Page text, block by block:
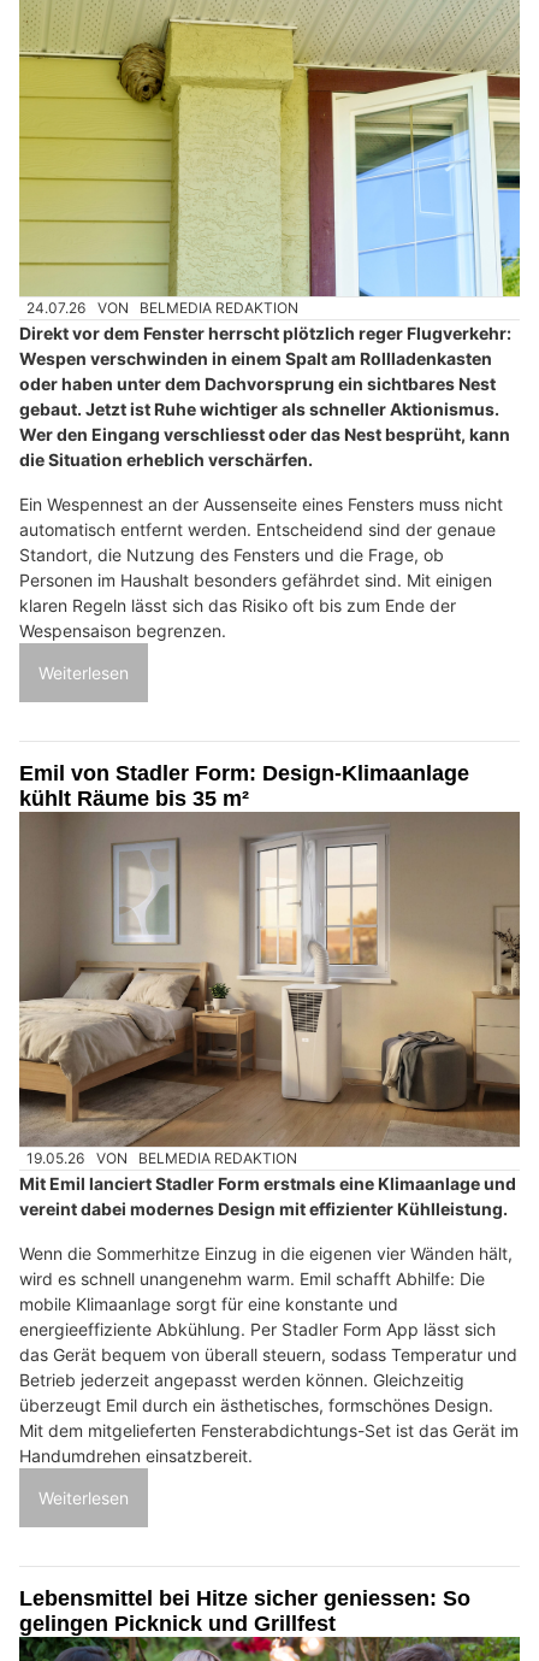
24.07.26 VON BELMEDIA REDAKTION
Direkt vor dem Fenster herrscht plötzlich reger Flugverkehr:
Wespen verschwinden in einem Spalt am Rollladenkasten
oder haben unter dem Dachvorsprung ein sichtbares Nest
gebaut. Jetzt ist Ruhe wichtiger als schneller Aktionismus.
Wer den Eingang verschliesst oder das Nest besprüht, kann
die Situation erheblich verschärfen.
Ein Wespennest an der Aussenseite eines Fensters muss nicht
automatisch entfernt werden. Entscheidend sind der genaue
Standort, die Nutzung des Fensters und die Frage, ob
Personen im Haushalt besonders gefährdet sind. Mit einigen
klaren Regeln lässt sich das Risiko oft bis zum Ende der
Wespensaison begrenzen.
Weiterlesen
Emil von Stadler Form: Design-Klimaanlage
kühlt Räume bis 35 m²
19.05.26 VON BELMEDIA REDAKTION
Mit Emil lanciert Stadler Form erstmals eine Klimaanlage und
vereint dabei modernes Design mit effizienter Kühlleistung.
Wenn die Sommerhitze Einzug in die eigenen vier Wänden hält,
wird es schnell unangenehm warm. Emil schafft Abhilfe: Die
mobile Klimaanlage sorgt für eine konstante und
energieeffiziente Abkühlung. Per Stadler Form App lässt sich
das Gerät bequem von überall steuern, sodass Temperatur und
Betrieb jederzeit angepasst werden können. Gleichzeitig
überzeugt Emil durch ein ästhetisches, formschönes Design.
Mit dem mitgelieferten Fensterabdichtungs-Set ist das Gerät im
Handumdrehen einsatzbereit.
Weiterlesen
Lebensmittel bei Hitze sicher geniessen: So
gelingen Picknick und Grillfest